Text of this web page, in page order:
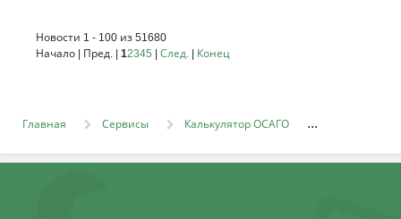
Новости 1 - 100 из 51680
Начало | Пред. | 12345 | След. | Конец
Главная Сервисы Калькулятор ОСАГО